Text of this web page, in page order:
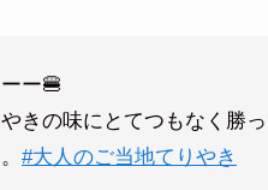
ー🍔
きの味にとてつもなく勝
#大人のご当地てりやき